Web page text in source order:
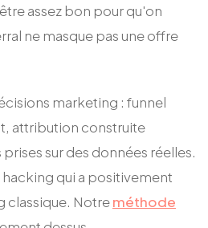
assez bon pour qu'on
ne masque pas une offre
marketing : funnel
attribution construite
sur des données réelles.
qui a positivement
classique. Notreméthode